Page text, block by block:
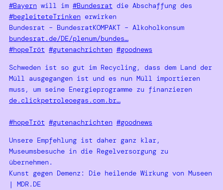
#Bayern will im #Bundesrat die Abschaffung des
#begleiteteTrinken erwirken
Bundesrat – BundesratKOMPAKT – Alkoholkonsum
bundesrat.de/DE/plenum/bundes…
#hopeTröt #gutenachrichten #goodnews
Schweden ist so gut im Recycling, dass dem Land der
Müll ausgegangen ist und es nun Müll importieren
muss, um seine Energieprogramme zu finanzieren
de.clickpetroleoegas.com.br…
#hopeTröt #gutenachrichten #goodnews
Unsere Empfehlung ist daher ganz klar,
Museumsbesuche in die Regelversorgung zu
übernehmen.
Kunst gegen Demenz: Die heilende Wirkung von Museen
| MDR.DE